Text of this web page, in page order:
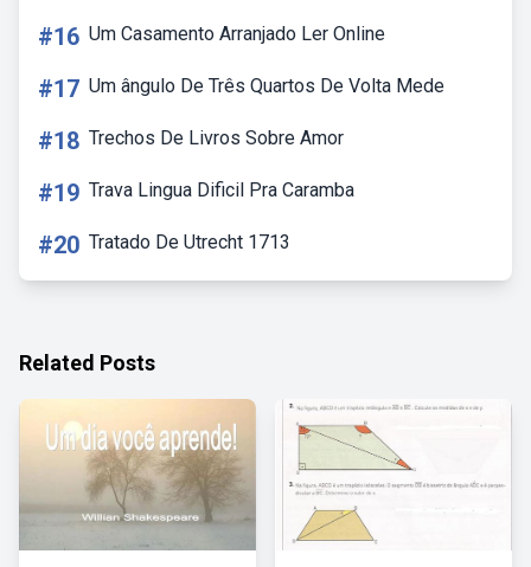
#16 Um Casamento Arranjado Ler Online
#17 Um ângulo De Três Quartos De Volta Mede
#18 Trechos De Livros Sobre Amor
#19 Trava Lingua Dificil Pra Caramba
#20 Tratado De Utrecht 1713
Related Posts